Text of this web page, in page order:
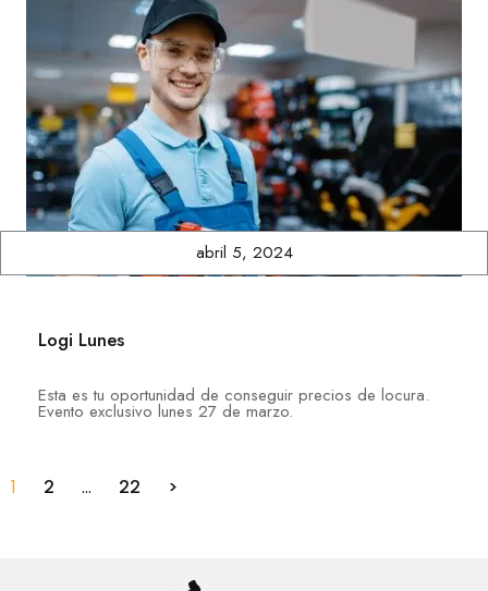
abril 5, 2024
Logi Lunes
Esta es tu oportunidad de conseguir precios de locura.
Evento exclusivo lunes 27 de marzo.
1 2 … 22 >